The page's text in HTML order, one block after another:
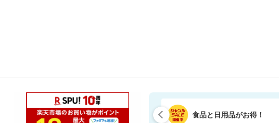
食品と日用品がお得！